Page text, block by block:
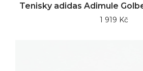
Tenisky adidas Adimule
1 919 Kč